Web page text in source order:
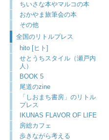
ちいさな本やマルコの本
おかやま旅筆会の本
その他
全国のリトルプレス
hito [ヒト]
せとうちスタイル（瀬戸内
人）
BOOK 5
尾道のzine
「しおまち書房」のリトル
プレス
IKUNAS FLAVOR OF LIFE
房総カフェ
歩きながら考える